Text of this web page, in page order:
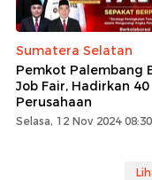
Sumatera Selatan
Pemkot Palembang
Job Fair, Hadirkan 40
Perusahaan
Selasa, 12 Nov 2024